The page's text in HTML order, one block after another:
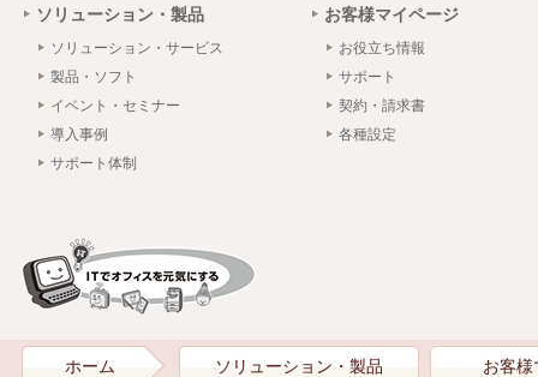
ソリューション・製品
ソリューション・サービス
製品・ソフト
イベント・セミナー
導入事例
サポート体制
お客様マイページ
お役立ち情報
サポート
契約・請求書
各種設定
ホーム ソリューション・製品 お客様